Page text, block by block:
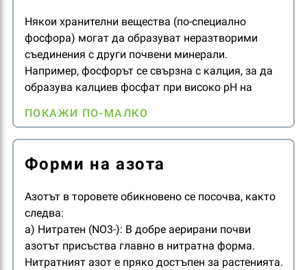
Някои хранителни вещества (по-специално
фосфора) могат да образуват неразтворими
съединения с други почвени минерали.
Например, фосфорът се свързна с калция, за да
образува калциев фосфат при високо рН на
pH на почвата.
ПОКАЖИ ПО-МАЛКО
Форми на азота
Азотът в торовете обикновено се посочва, както
следва:
а) Нитратен (NO3-): В добре аерирани почви
азотът присъства главно в нитратна форма.
Нитратният азот е пряко достъпен за растенията.